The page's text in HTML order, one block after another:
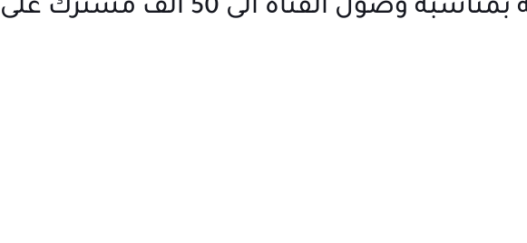
5 رويال باس هدية بمناسبة وصول القناة الى 50 الف مشترك على